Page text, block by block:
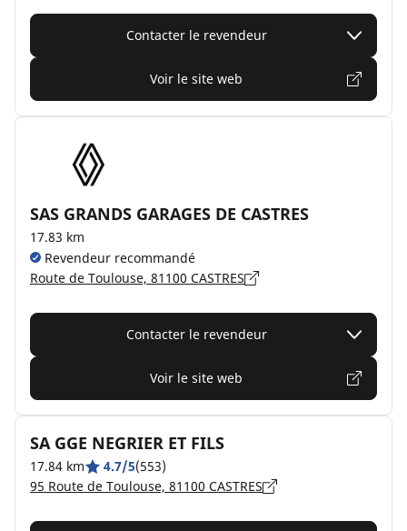
Contacter le revendeur
Voir le site web
SAS GRANDS GARAGES DE CASTRES
17.83 km
Revendeur recommandé
Route de Toulouse, 81100 CASTRES
Contacter le revendeur
Voir le site web
SA GGE NEGRIER ET FILS
17.84 km 4.7/5(553)
95 Route de Toulouse, 81100 CASTRES